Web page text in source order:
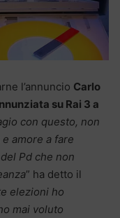
l’annuncio Carlo
su Rai 3 a
con questo, non
amore a fare
Pd che non
” ha detto il
elezioni ho
mai voluto